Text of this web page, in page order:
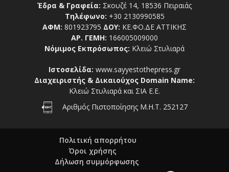
Έδρα & Γραφεία: Σκουζέ 14, 18536 Πειραιάς
Τηλέφωνο: +30 2130990585
ΑΦΜ: 801923795 ΔΟΥ: ΚΕ.ΦΟ.ΔΕ ΑΤΤΙΚΗΣ
ΑΡ. ΓΕΜΗ: 166005009000
Νόμιμος Εκπρόσωπος: Κλειώ Στυλιαρά
Ιστοσελίδα: www.sayyestothepress.gr
Διαχειριστής & Δικαιούχος Domain Name:
Κλειώ Στυλιαρά και ΣΙΑ Ε.Ε.
Αριθμός Πιστοποίησης Μ.Η.Τ. 252127
Πολιτική απορρήτου
Όροι χρήσης
Δήλωση συμμόρφωσης